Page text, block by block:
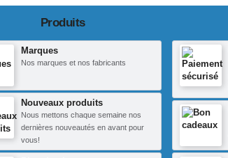
Produits
Marques
Nos marques et nos fabricants
Nouveaux produits
Nous mettons chaque semaine nos
dernières nouveautés en avant pour
vous!